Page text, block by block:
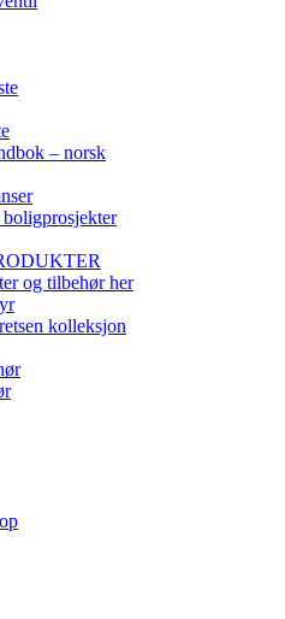
– norsk
og tilbehør her
kolleksjon